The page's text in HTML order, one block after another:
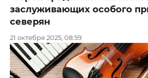
заслуживающих особого
северян
21 октября 2025, 08:59